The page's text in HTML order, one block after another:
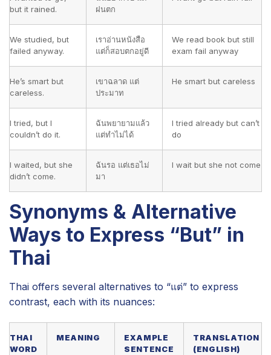
but it rained.
ฝนตก
We studied, but
failed anyway.
เราอ่านหนังสือ
แต่ก็สอบตกอยู่ดี
We read book but still
exam fail anyway
He’s smart but
careless.
เขาฉลาด แต่
ประมาท
He smart but careless
I tried, but I
couldn’t do it.
ฉันพยายามแล้ว
แต่ทำไม่ได้
I tried already but can’t
do
I waited, but she
didn’t come.
ฉันรอ แต่เธอไม่
มา
I wait but she not come
Synonyms & Alternative
Ways to Express “But” in
Thai
Thai offers several alternatives to “แต่” to express
contrast, each with its nuances:
THAI
WORD
MEANING
EXAMPLE
SENTENCE
TRANSLATION
(ENGLISH)